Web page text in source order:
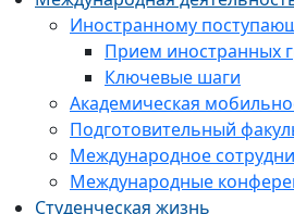
Иностранному
Прием иностранных
Ключевые шаги
Академическая
Подготовительный
Международное
Международные
Студенческая жизнь